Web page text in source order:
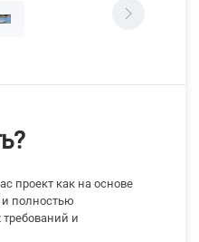
проект как на основе
и полностью
и